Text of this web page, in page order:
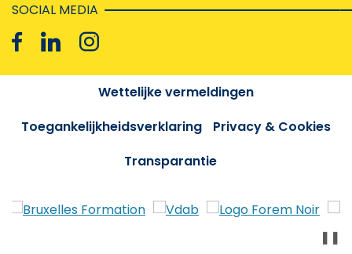
SOCIAL MEDIA
Wettelijke vermeldingen
Toegankelijkheidsverklaring
Privacy & Cookies
Transparantie
❚❚